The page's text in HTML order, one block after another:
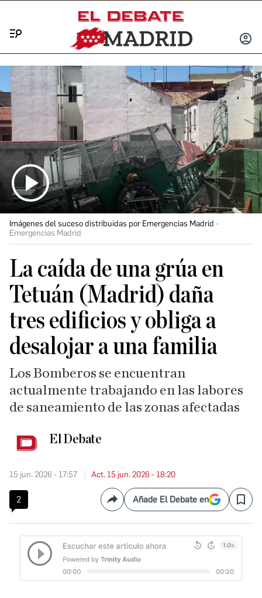
INICIAR
Imágenes del suceso distribuidas por Emergencias Madrid
Emergencias Madrid
La caída de una grúa en
Tetuán (Madrid) daña
tres edificios y obliga a
desalojar a una familia
Los Bomberos se encuentran
actualmente trabajando en las labores
de saneamiento de las zonas afectadas
El Debate
15 jun. 2026 - 17:57 Act. 15 jun. 2026 - 18:20
2 CompartirAñade El Debate en Save